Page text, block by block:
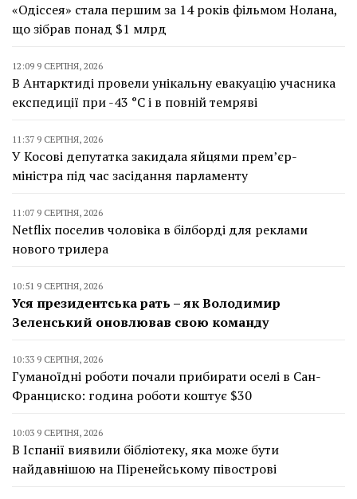
«Одіссея» стала першим за 14 років фільмом Нолана,
що зібрав понад $1 млрд
12:09 9 СЕРПНЯ, 2026
В Антарктиді провели унікальну евакуацію учасника
експедиції при -43 °C і в повній темряві
11:37 9 СЕРПНЯ, 2026
У Косові депутатка закидала яйцями прем’єр-
міністра під час засідання парламенту
11:07 9 СЕРПНЯ, 2026
Netflix поселив чоловіка в білборді для реклами
нового трилера
10:51 9 СЕРПНЯ, 2026
Уся президентська рать – як Володимир
Зеленський оновлював свою команду
10:33 9 СЕРПНЯ, 2026
Гуманоїдні роботи почали прибирати оселі в Сан-
Франциско: година роботи коштує $30
10:03 9 СЕРПНЯ, 2026
В Іспанії виявили бібліотеку, яка може бути
найдавнішою на Піренейському півострові